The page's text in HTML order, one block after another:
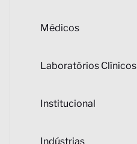
Médicos
Laboratórios Clínicos
Institucional
Indústrias